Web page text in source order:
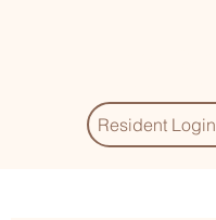
Resident Login